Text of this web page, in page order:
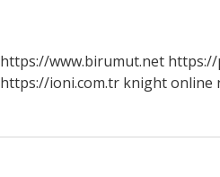
https://www.birumut.net https://
https://ioni.com.tr knight online